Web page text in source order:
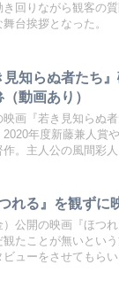
回りながら観客の
台挨拶となった。
見知らぬ者たち
動画あり）
映画『若き見知らぬ
2020年度新藤兼人賞
。主人公の風間彩
れる』を観ず
）公開の映画『ほつ
観たことが無いとい
ューをさせてもらい